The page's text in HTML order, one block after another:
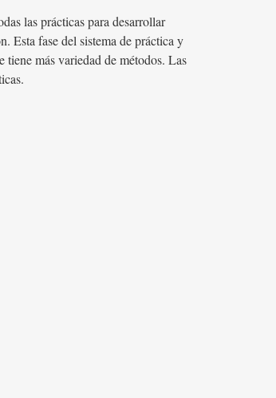
las prácticas para desarrollar
Esta fase del sistema de práctica y
más variedad de métodos. Las